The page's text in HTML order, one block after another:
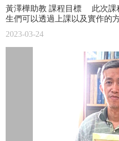
來執飛，其中包含了兩架F/A-
35C「閃電II」、及一架EA-
慶祝美國海軍產生第一位女性
疫情時缺晶片等等要素的影響
高，我在不同國家都被問到了
部份？」這時，我只要回答：
法的國家。」所、有、人都會
異，並且開始很同情臺灣的處
述都更強力而有用。性別平權
裡很重要的一環，因為下一代
地學習，想要跟上，但正確使
謂的pronoun，是目前email裡
發生的經歷：做腹腔檢查時在
在急診室內跟護理師不斷哀求
後跟我說：「再晚一小時就來
天價的帳單（還好學生保險幾
上就醫！）或許真的是大難不
束的尾聲，最終在研究主題上
法也因為之前大量的文獻閱讀
後的三、四年都可以圍繞在同
展。 學期間的生活，除了研
一年有機會留在系上擔任專任
國與臺灣的助教的經驗。出國
問題，但我覺得其實是會問問
想問，問就問就對了，不論在
生問問題，最大的不同點是，
2023-03-24
黃澤樺助教 課程目標 此次課
生們可以透過上課以及實作的
透過力學觀點去分析一個機械
團隊合作的學習，學習生涯規
及訓練等。 此堂課雖名為概
此堂課程的占比相當重，其目
謂一個完整的實驗記錄，如果
及要怎麼寫出一份具有說服力
分來看，這些能力在大二大三
到，是身為機械系學生不可缺
械量測實驗、機械設計、機械
用到，更不用說往後的工程師